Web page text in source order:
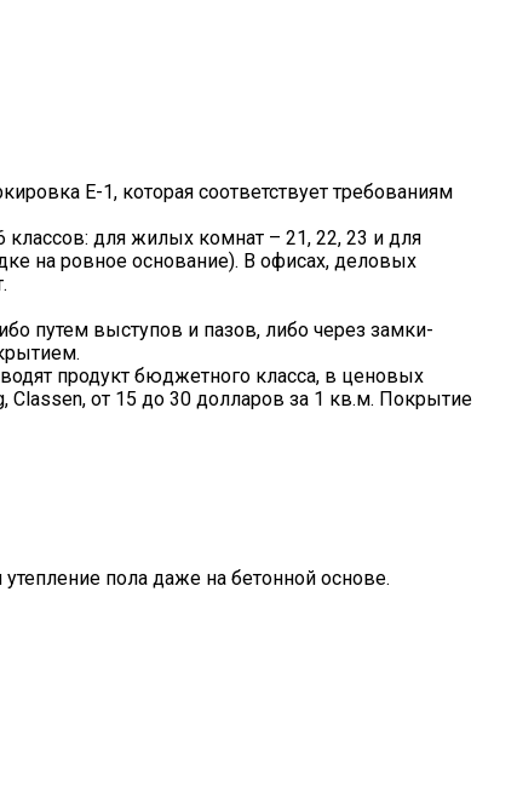
Е-1, которая соответствует требованиям
классов: для жилых комнат – 21, 22, 23 и для
на ровное основание). В офисах, деловых
путем выступов и пазов, либо через замки-
продукт бюджетного класса, в ценовых
от 15 до 30 долларов за 1 кв.м. Покрытие
пола даже на бетонной основе.